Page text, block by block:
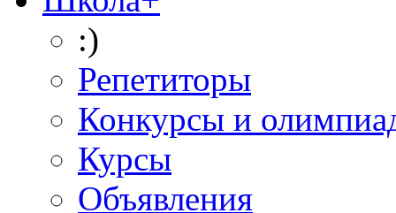
:)
Репетиторы
Конкурсы и
Курсы
Объявления